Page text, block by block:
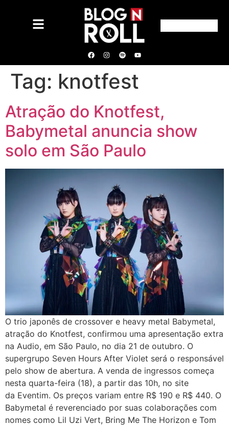
Tag: knotfest
Atração do Knotfest,
Babymetal anuncia show
solo em São Paulo
O trio japonês de crossover e heavy metal Babymetal,
atração do Knotfest, confirmou uma apresentação extra
na Audio, em São Paulo, no dia 21 de outubro. O
supergrupo Seven Hours After Violet será o responsável
pelo show de abertura. A venda de ingressos começa
nesta quarta-feira (18), a partir das 10h, no site
da Eventim. Os preços variam entre R$ 190 e R$ 440. O
Babymetal é reverenciado por suas colaborações com
nomes como Lil Uzi Vert, Bring Me The Horizon e Tom